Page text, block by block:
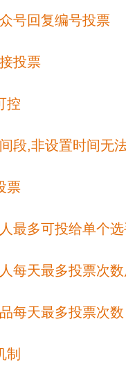
号回复编号投票
投票
控
段,非设置时间无
票
最多可投给单个
每天最多投票次
每天最多投票次数
制